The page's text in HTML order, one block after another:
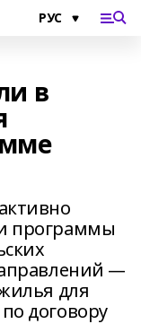
в
программы
—
для
договору